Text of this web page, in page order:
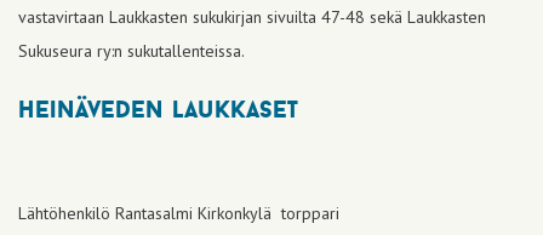
vastavirtaan Laukkasten sukukirjan sivuilta 47-48 sekä Laukkasten
Sukuseura ry:n sukutallenteissa.
heinäveden laukkaset
Lähtöhenkilö Rantasalmi Kirkonkylä torppari